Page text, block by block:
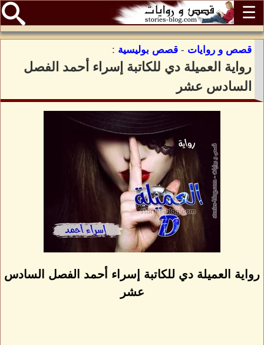
☰
قصص و روايات - قصص بوليسية :
رواية العميلة دي للكاتبة إسراء أحمد الفصل
السادس عشر
رواية العميلة دي للكاتبة إسراء أحمد الفصل السادس
عشر